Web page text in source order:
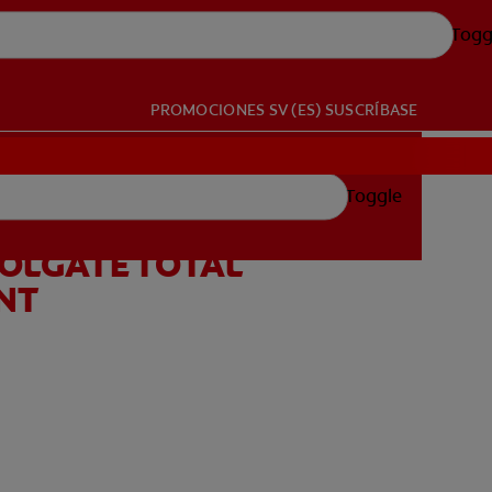
PROMOCIONES SV (ES) SUSCRÍBASE
Toggle
TOTAL